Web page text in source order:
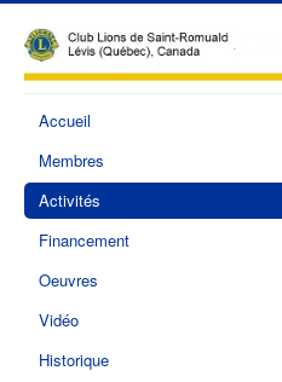
Accueil
Membres
Activités
Financement
Oeuvres
Vidéo
Historique